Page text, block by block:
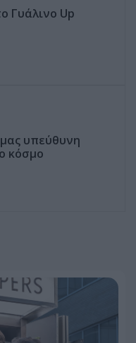
Γυάλινο Up
υπεύθυνη
κόσμο